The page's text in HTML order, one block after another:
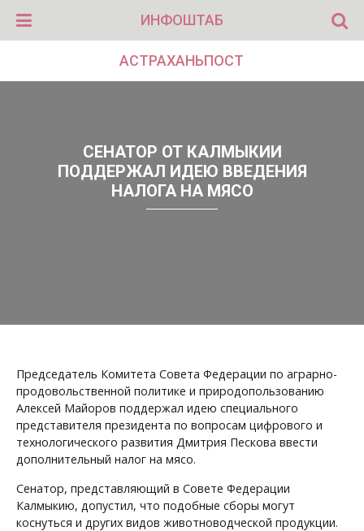
ИНФОШТАБ
АСТРАХАНЬПОСТ
СЕНАТОР ОТ КАЛМЫКИИ
ПОДДЕРЖАЛ ИДЕЮ ВВЕДЕНИЯ
НАЛОГА НА МЯСО
Председатель Комитета Совета Федерации по аграрно-
продовольственной политике и природопользованию
Алексей Майоров поддержал идею специального
представителя президента по вопросам цифрового и
технологического развития Дмитрия Пескова ввести
дополнительный налог на мясо.
Сенатор, представляющий в Совете Федерации
Калмыкию, допустил, что подобные сборы могут
коснуться и других видов животноводческой продукции.